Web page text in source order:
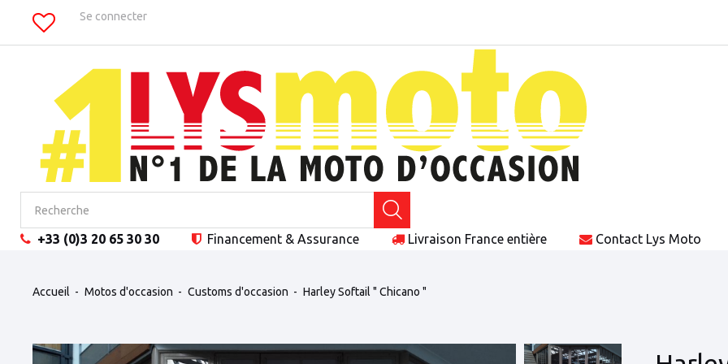
Se connecter
+33 (0)3 20 65 30 30 Financement & Assurance Livraison France entière Contact Lys Moto
Accueil Motos d'occasion Customs d'occasion Harley Softail " Chicano "